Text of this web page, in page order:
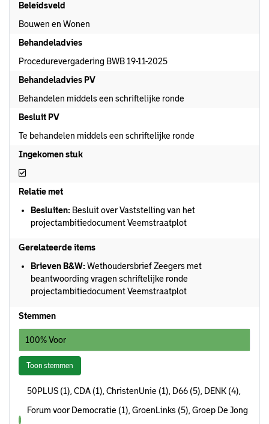
Beleidsveld
Bouwen en Wonen
Behandeladvies
Procedurevergadering BWB 19-11-2025
Behandeladvies PV
Behandelen middels een schriftelijke ronde
Besluit PV
Te behandelen middels een schriftelijke ronde
Ingekomen stuk
Ingekomen stuk
Relatie met
Besluiten: Besluit over Vaststelling van het
projectambitiedocument Veemstraatplot
Gerelateerde items
Brieven B&W:Wethoudersbrief Zeegers met
beantwoording vragen schriftelijke ronde
projectambitiedocument Veemstraatplot
Stemmen
100% Voor
Toon stemmen
50PLUS (1), CDA (1), ChristenUnie (1), D66 (5), DENK (4),
Forum voor Democratie (1), GroenLinks (5), Groep De Jong